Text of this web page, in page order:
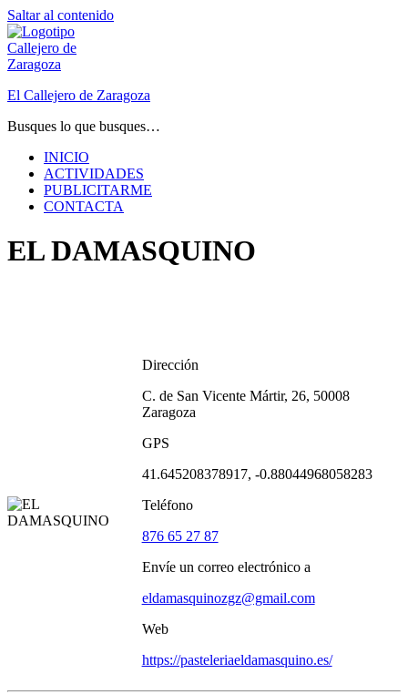
Saltar al contenido
El Callejero de Zaragoza
Busques lo que busques…
INICIO
ACTIVIDADES
PUBLICITARME
CONTACTA
EL DAMASQUINO
Dirección
C. de San Vicente Mártir, 26, 50008
Zaragoza
GPS
41.645208378917, -0.88044968058283
Teléfono
876 65 27 87
Envíe un correo electrónico a
eldamasquinozgz@gmail.com
Web
https://pasteleriaeldamasquino.es/